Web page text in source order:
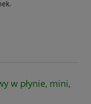
w płynie, mini,